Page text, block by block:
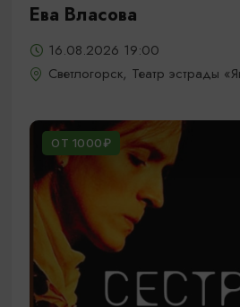
Ева Власова
16.08.2026 19:00
Светлогорск, Театр эстрады
ОТ 1000₽